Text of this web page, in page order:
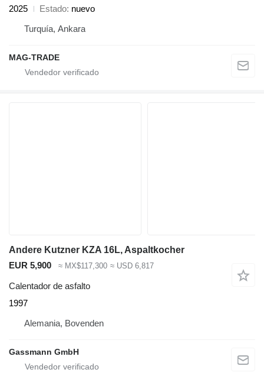
2025
Estado nuevo
Turquía, Ankara
MAG-TRADE
Andere Kutzner KZA 16L, Aspaltkocher
EUR 5,900
≈ MX$117,300 ≈ USD 6,817
Calentador de asfalto
1997
Alemania, Bovenden
Gassmann GmbH